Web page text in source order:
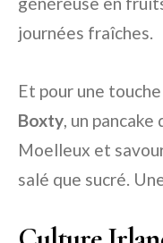
journées fraîches.
Et pour une
Boxty, un
Moelleux et
salé que sucré.